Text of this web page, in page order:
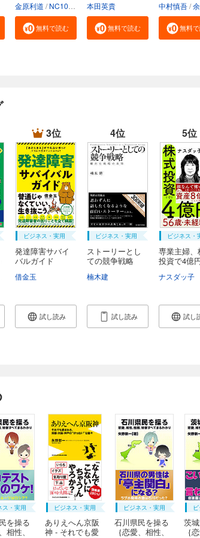
金原利道 NC10Team
無料で読む
本田英貴
無料で読む
中村慎吾
無料
3位
ビジネス・実用
発達障害サバイ
バルガイド
借金玉
試し読み
4位
ビジネス・実用
ストーリーとし
ての競争戦略
楠木建
試し読み
5位
ビジネス・
専業主婦、
投資で4億円
ナスダッ子
試し
ス・実用
を操る
相性、
ビジネス・実用
ありえへん京阪
神 - それでも愛
ビジネス・実用
石川県民を操る
｛恋愛、相性、
茨
｛